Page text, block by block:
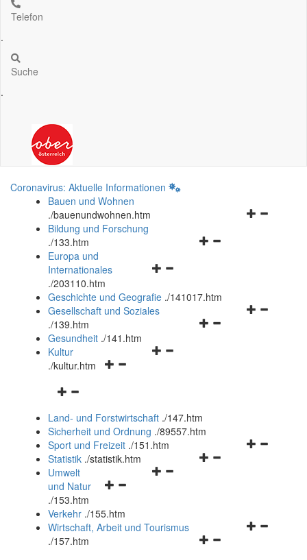
Telefon
.
Suche
.
Coronavirus: Aktuelle Informationen
Bauen und Wohnen
./bauenundwohnen.htm
Navigationsmenü
Bildung und Forschung
./133.htm
Navigationsmenü
und
schließen
Europa und
Internationales
./203110.htm
Geschichte und Geografie ./141017.htm
Navigationsmenü
Gesellschaft und Soziales
./139.htm
Navigationsmenü
Gesundheit ./141.htm
Navigationsmenü
Kultur
./kultur.htm
Navigationsmenü
und
schließen
Land- und Forstwirtschaft ./147.htm
Sicherheit und Ordnung ./89557.htm
Navigationsmenü
Sport und Freizeit ./151.htm
Navigationsmenü
Statistik ./statistik.htm
Navigationsmenü
und
schließen
Umwelt
und Natur
./153.htm
Verkehr ./155.htm
Navigationsmenü
Wirtschaft, Arbeit und Tourismus
./157.htm